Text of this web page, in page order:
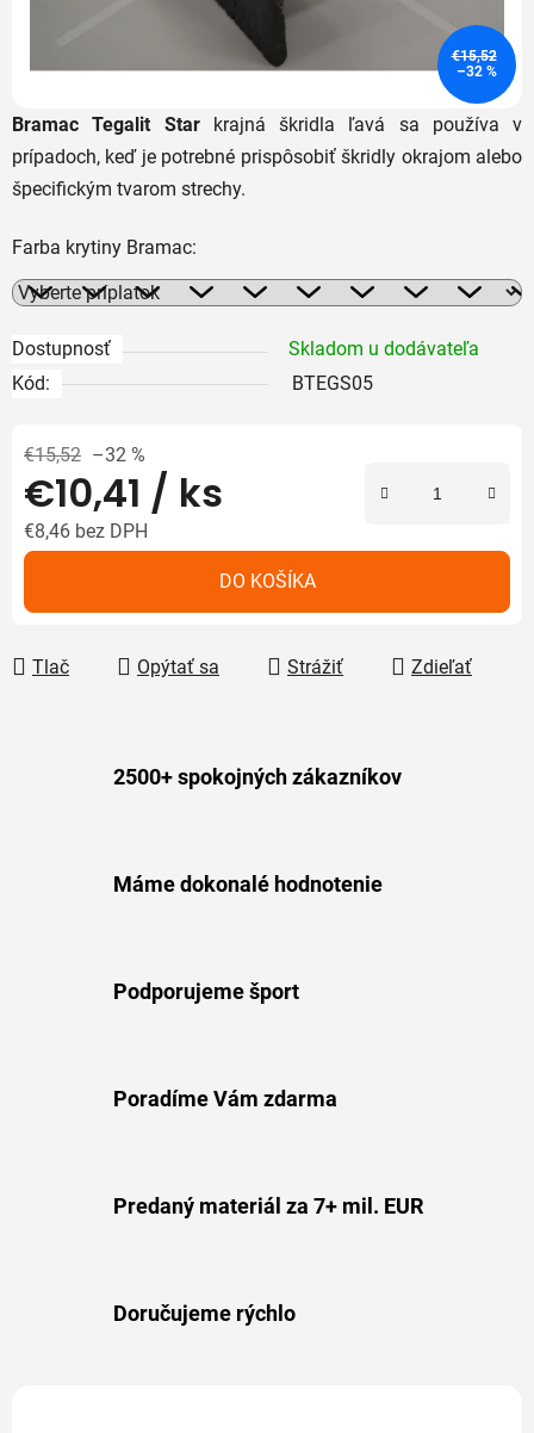
Bramac Tegalit Starkrajná škridla ľavá sa používa v
prípadoch, keď je potrebné prispôsobiť škridly okrajom alebo
špecifickým tvarom strechy.
Farba krytiny Bramac:
Dostupnosť
Skladom u dodávateľa
Kód:
BTEGS05
€15,52 –32 %
€10,41 / ks
€8,46 bez DPH
DO KOŠÍKA
Tlač Opýtať sa Strážiť Zdieľať
€15,52
–32 %
2500+ spokojných zákazníkov
Máme dokonalé hodnotenie
Podporujeme šport
Poradíme Vám zdarma
Predaný materiál za 7+ mil. EUR
Doručujeme rýchlo